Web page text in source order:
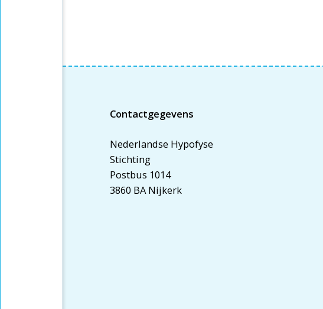
Contactgegevens
Nederlandse Hypofyse
Stichting
Postbus 1014
3860 BA Nijkerk